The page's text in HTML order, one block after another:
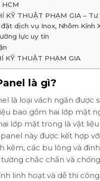
KỸ THUẬT PHẠM GIA –
dịch vụ Inox, Nhôm Kính
lực uy tín
KỸ THUẬT PHẠM GIA
là gì?
là loại vách ngăn được
bao gồm hai lớp mặt
lớp mặt trong là vật
này được kết hợp
kẽm, các bu lông và
chắc chắn và
linh hoạt và dễ thi